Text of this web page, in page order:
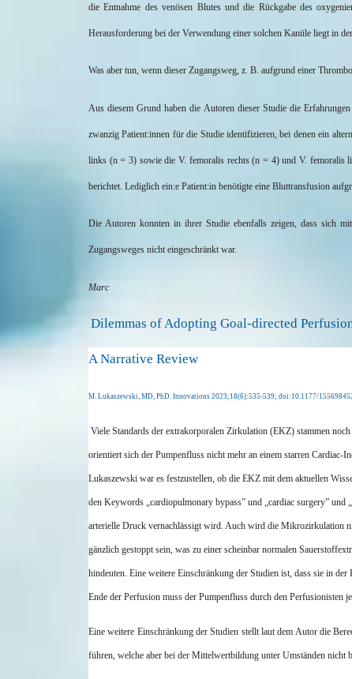
die Entnahme des venösen Blutes und die Rückgabe des
Herausforderung bei der Verwendung einer solchen Kanüle liegt in
Was aber tun, wenn dieser Zugangsweg, z. B. aufgrund einer
Aus diesem Grund haben die Autoren dieser Studie die
zwanzigPatient:innen für die Studie identifizieren, bei denen ein
links (n = 3) sowie die V. femoralisrechts (n = 4) und V. femoralis
berichtet. Lediglich ein:e Patient:in benötigte eine Bluttransfusion
Die Autoren konnten in ihrer Studie ebenfalls zeigen, dass sich
Zugangsweges nicht eingeschränkt war.
Marc
Dilemmas of Adopting Goal-directed
A Narrative Review
M. Lukaszewski , MD, PhD. Innovations 2023;18(6):535-539; doi:10.1177/
Viele Standards der extrakorporalen Zirkulation (EKZ) stammen
orientiert sich der Pumpenfluss nicht mehr an einem starren Cardiac-
Lukaszewski war es festzustellen, ob die EKZ mit dem aktuellen
den Keywords „cardiopulmonary bypass” und „cardiac surgery” und „
arterielle Druck vernachlässigt wird. Auch wird die Mikrozirkulation
gänzlich gestoppt sein, was zu einer scheinbar normalen
hindeuten. Eine weitere Einschränkung der Studien ist, dass sie in der
Ende der Perfusion muss der Pumpenfluss durch den Perfusionisten
Eine weitere Einschränkung der Studien stellt laut dem Autor die
führen, welche aber bei der Mittelwertbildung unter Umständen nicht